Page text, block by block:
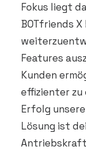
Fokus liegt
BOTfriends
Features
Kunden
effizienter zu
Erfolg
Lösung ist